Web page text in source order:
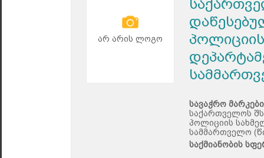
არ არის ლოგო
სავაჭრო
საქართველოს
პოლიციის
სამმართველო
საქმიანობის